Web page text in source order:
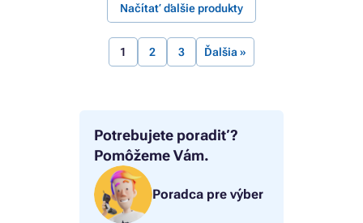
Potrebujete poradiť?
Pomôžeme Vám.
Poradca pre výber
Načítať ďalšie produkty
1 2 3 Ďalšia »